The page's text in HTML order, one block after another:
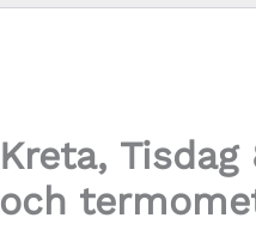
Kreta,
och